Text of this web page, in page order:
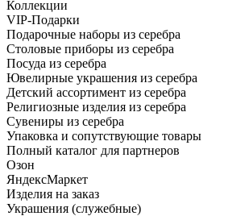
Коллекции
VIP-Подарки
Подарочные наборы из серебра
Столовые приборы из серебра
Посуда из серебра
Ювелирные украшения из серебра
Детский ассортимент из серебра
Религиозные изделия из серебра
Сувениры из серебра
Упаковка и сопутствующие товары
Полный каталог для партнеров
Озон
ЯндексМаркет
Изделия на заказ
Украшения (служебные)